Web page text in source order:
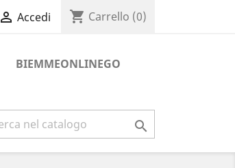
 Accedi shopping_cart Carrello (0)
BIEMMEONLINEGO
